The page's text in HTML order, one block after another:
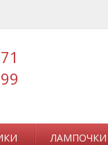
ЛАМПОЧКИ